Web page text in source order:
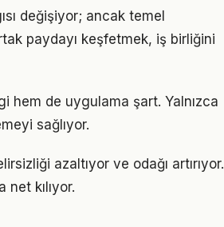
değişiyor; ancak temel
paydayı keşfetmek, iş birliğini
hem de uygulama şart. Yalnızca
sağlıyor.
azaltıyor ve odağı artırıyor.
net kılıyor.